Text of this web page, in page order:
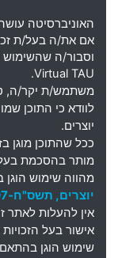
האוניברסיטה
אם את/ה בעל/ת
וסבור/ה
Virtual TAU.
משתמש/ת יקר/ה,
לוודא כי התוכן
יוצרים.
ככל שהתוכן מוגן
מותר בהסכמת בעל
מהווה שימוש
יוצרים, תשס"ח-2007.
אין להעלות לאתר
אישור בעל
שימוש הוגן